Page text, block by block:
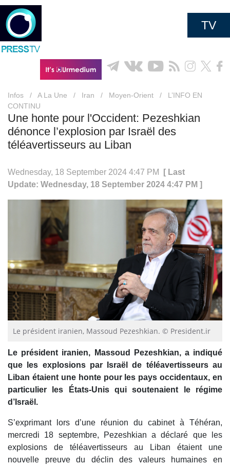
TV
Infos / A La Une / Iran / Moyen-Orient /
L’INFO EN
CONTINU
Une honte pour l'Occident: Pezeshkian
dénonce l’explosion par Israël des
téléavertisseurs au Liban
Wednesday, 18 September 2024 4:47 PM
[ Last
Update: Wednesday, 18 September 2024 4:47 PM ]
Le président iranien, Massoud Pezeshkian. © President.ir
Le président iranien, Massoud Pezeshkian, a indiqué
que les explosions par Israël de téléavertisseurs au
Liban étaient une honte pour les pays occidentaux, en
particulier les États-Unis qui soutenaient le régime
d’Israël.
S’exprimant lors d’une réunion du cabinet à Téhéran,
mercredi 18 septembre, Pezeshkian a déclaré que les
explosions de téléavertisseurs au Liban étaient une
nouvelle preuve du déclin des valeurs humaines en